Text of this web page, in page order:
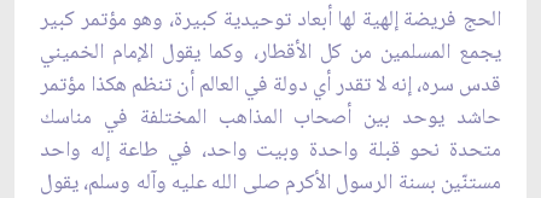
الحج فريضة إلهية لها أبعاد توحيدية كبيرة، وهو مؤتمر كبير
يجمع المسلمين من كل الأقطار، وكما يقول الإمام الخميني
قدس سره، إنه لا تقدر أي دولة في العالم أن تنظم هكذا مؤتمر
حاشد يوحد بين أصحاب المذاهب المختلفة في مناسك
متحدة نحو قبلة واحدة وبيت واحد، في طاعة إله واحد
مستنّين بسنة الرسول الأكرم صلى الله عليه وآله وسلم، يقول